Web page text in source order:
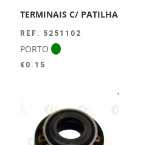
TERMINAIS C/ PATILHA
REF: 5251102
PORTO
€ 0.15